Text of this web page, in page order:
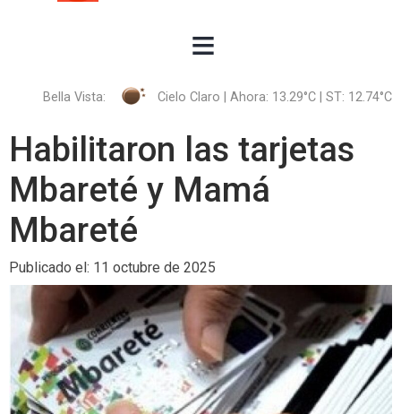
Bella Vista: Cielo Claro | Ahora: 13.29°C | ST: 12.74°C
Habilitaron las tarjetas
Mbareté y Mamá
Mbareté
Publicado el: 11 octubre de 2025